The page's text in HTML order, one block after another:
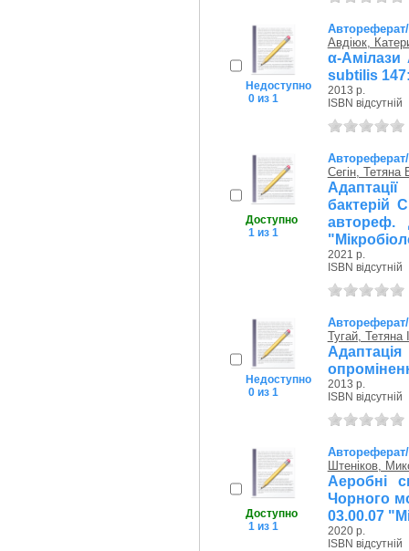
Недоступно
0 из 1
Авдіюк,
α-Амілази
subtilis
2013 р.
ISBN відсутній
Доступно
1 из 1
Сегін, Тетяна
бактерій
автореф.
2021 р.
ISBN відсутній
Недоступно
0 из 1
Тугай, Тетяна
2013 р.
ISBN відсутній
Доступно
1 из 1
Штеніков,
Аеробні
Чорного
03.00.07
2020 р.
ISBN відсутній